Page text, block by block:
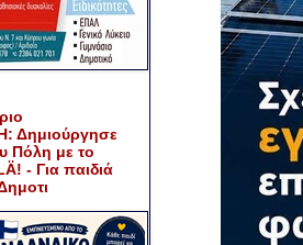
Δημιούργησε
Πόλη με το
- Για παιδιά